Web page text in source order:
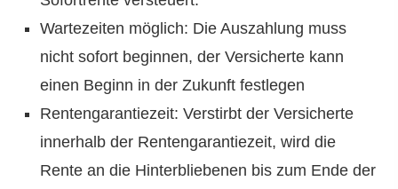
Wartezeiten möglich: Die Auszahlung muss
nicht sofort beginnen, der Versicherte kann
einen Beginn in der Zukunft festlegen
Rentengarantiezeit: Verstirbt der Versicherte
innerhalb der Rentengarantiezeit, wird die
Rente an die Hinterbliebenen bis zum Ende der